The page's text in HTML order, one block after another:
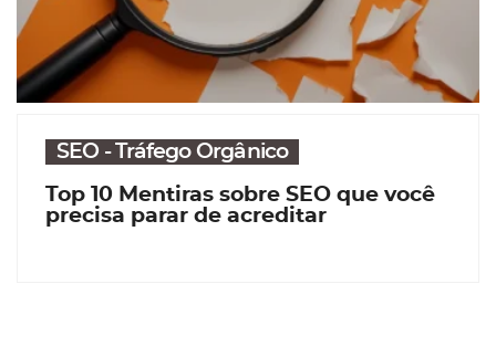
SEO - Tráfego Orgânico
Top 10 Mentiras sobre SEO que você
precisa parar de acreditar